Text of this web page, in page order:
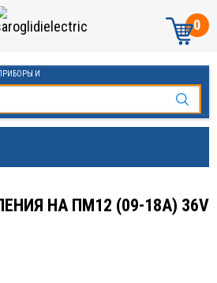
0
И
НА ПМ12 (09-18А) 36V